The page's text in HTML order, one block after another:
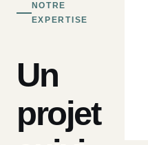
NOTRE
EXPERTISE
Un
projet